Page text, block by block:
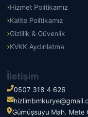
Hizmet Politikamız
Kalite Politikamız
Gizlilik & Güvenlik
KVKK Aydınlatma
İletişim
0507 318 4 626
Gümüşsuyu Mah.